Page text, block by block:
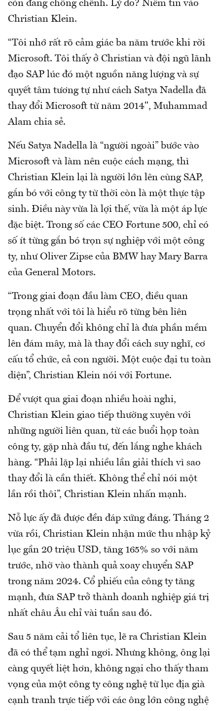
còn đang chông chênh. Lý do? Niềm tin vào
Christian Klein.
“Tôi nhớ rất rõ cảm giác ba năm trước khi rời
Microsoft. Tôi thấy ở Christian và đội ngũ lãnh
đạo SAP lúc đó một nguồn năng lượng và sự
quyết tâm tương tự như cách Satya Nadella đã
thay đổi Microsoft từ năm 2014", Muhammad
Alam chia sẻ.
Nếu Satya Nadella là “người ngoài” bước vào
Microsoft và làm nên cuộc cách mạng, thì
Christian Klein lại là người lớn lên cùng SAP,
gắn bó với công ty từ thời còn là một thực tập
sinh. Điều này vừa là lợi thế, vừa là một áp lực
đặc biệt. Trong số các CEO Fortune 500, chỉ có
số ít từng gắn bó trọn sự nghiệp với một công
ty, như Oliver Zipse của BMW hay Mary Barra
của General Motors.
“Trong giai đoạn đầu làm CEO, điều quan
trọng nhất với tôi là hiểu rõ từng bên liên
quan. Chuyển đổi không chỉ là đưa phần mềm
lên đám mây, mà là thay đổi cách suy nghĩ, cơ
cấu tổ chức, cả con người. Một cuộc đại tu toàn
diện”, Christian Klein nói với Fortune.
Để vượt qua giai đoạn nhiều hoài nghi,
Christian Klein giao tiếp thường xuyên với
những người liên quan, từ các buổi họp toàn
công ty, gặp nhà đầu tư, đến lắng nghe khách
hàng. “Phải lặp lại nhiều lần giải thích vì sao
thay đổi là cần thiết. Không thể chỉ nói một
lần rồi thôi”, Christian Klein nhấn mạnh.
Nỗ lực ấy đã được đền đáp xứng đáng. Tháng 2
vừa rồi, Christian Klein nhận mức thu nhập kỷ
lục gần 20 triệu USD, tăng 165% so với năm
trước, nhờ vào thành quả xoay chuyển SAP
trong năm 2024. Cổ phiếu của công ty tăng
mạnh, đưa SAP trở thành doanh nghiệp giá trị
nhất châu Âu chỉ vài tuần sau đó.
Sau 5 năm cải tổ liên tục, lẽ ra Christian Klein
đã có thể tạm nghỉ ngơi. Nhưng không, ông lại
càng quyết liệt hơn, không ngại cho thấy tham
vọng của một công ty công nghệ từ lục địa già
cạnh tranh trực tiếp với các ông lớn công nghệ